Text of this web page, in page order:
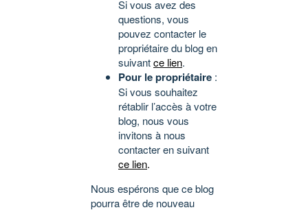
Si vous avez des
questions, vous
pouvez contacter le
propriétaire du blog en
suivantce lien.
Pour le propriétaire :
Si vous souhaitez
rétablir l’accès à votre
blog, nous vous
invitons à nous
contacter en suivant
ce lien.
Nous espérons que ce blog
pourra être de nouveau